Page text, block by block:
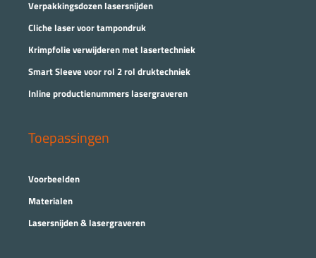
Verpakkingsdozen lasersnijden
Cliche laser voor tampondruk
Krimpfolie verwijderen met lasertechniek
Smart Sleeve voor rol 2 rol druktechniek
Inline productienummers lasergraveren
Toepassingen
Voorbeelden
Materialen
Lasersnijden & lasergraveren